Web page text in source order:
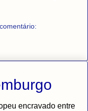
encravado entre